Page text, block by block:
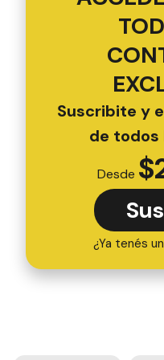
Suscribite y
de todos
Desde $
¿Ya tenés